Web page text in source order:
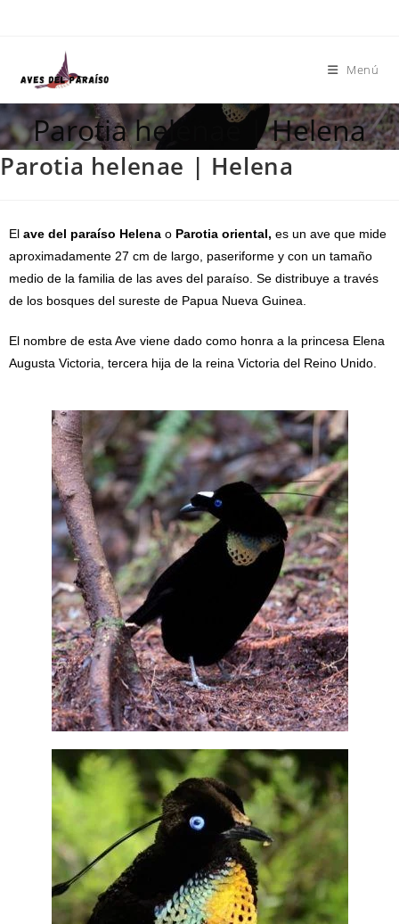
Menú
Parotia helenae | Helena
Parotia helenae | Helena
El ave del paraíso Helena o Parotia oriental, es un ave que mide
aproximadamente 27 cm de largo, paseriforme y con un tamaño
medio de la familia de las aves del paraíso. Se distribuye a través
de los bosques del sureste de Papua Nueva Guinea.
El nombre de esta Ave viene dado como honra a la princesa Elena
Augusta Victoria, tercera hija de la reina Victoria del Reino Unido.